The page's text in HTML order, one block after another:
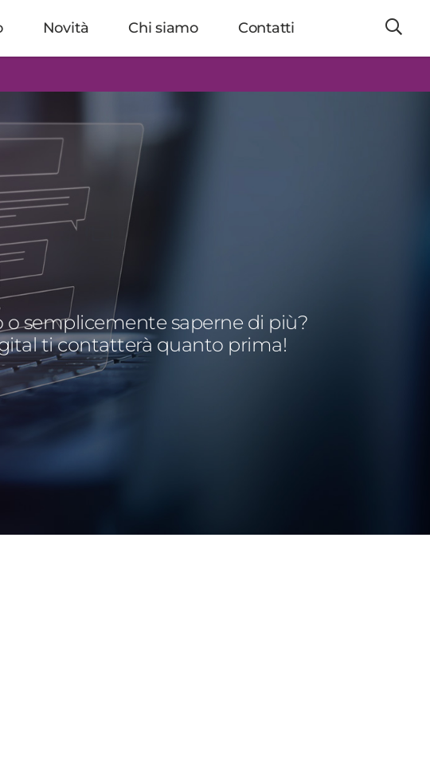
Novità Chi siamo Contatti
semplicemente saperne di più?
ti contatterà quanto prima!